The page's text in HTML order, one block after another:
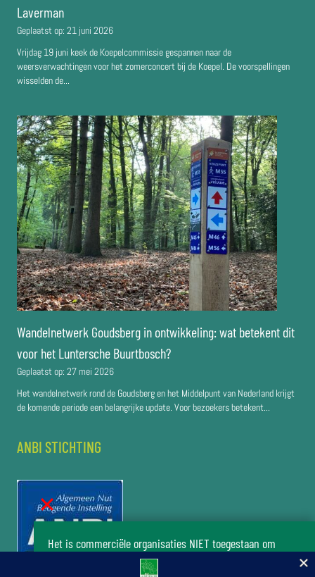
Laverman
Geplaatst op: 21 juni 2026
Vrijdag 19 juni keek de Koepelcommissie gespannen naar de
weersverwachtingen voor het zomerconcert bij de Koepel. De voorspellingen
wisselden de...
Wandelnetwerk Goudsberg in ontwikkeling: wat betekent dit
voor het Luntersche Buurtbosch?
Geplaatst op: 27 mei 2026
Het wandelnetwerk rond de Goudsberg en het Middelpunt van Nederland krijgt
de komende periode een belangrijke update. Voor bezoekers betekent...
ANBI STICHTING
Het is commerciële organisaties NIET toegestaan om
zonder toestemming van het bestuur van de stichting Het